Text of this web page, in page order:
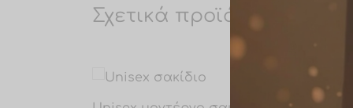
Σχετικά προϊόντα